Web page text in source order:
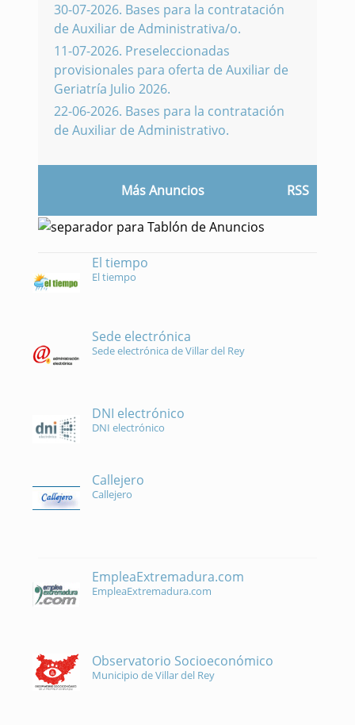
30-07-2026. Bases para la contratación
de Auxiliar de Administrativa/o.
11-07-2026. Preseleccionadas
provisionales para oferta de Auxiliar de
Geriatría Julio 2026.
22-06-2026. Bases para la contratación
de Auxiliar de Administrativo.
Más Anuncios RSS
El tiempo
El tiempo
Sede electrónica
Sede electrónica de Villar del Rey
DNI electrónico
DNI electrónico
Callejero
Callejero
EmpleaExtremadura.com
EmpleaExtremadura.com
Observatorio Socioeconómico
Municipio de Villar del Rey